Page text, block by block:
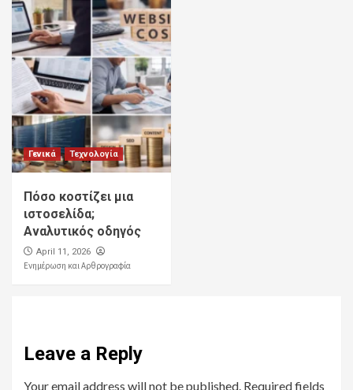
Γενικά Τεχνολογία
Πόσο κοστίζει μια
ιστοσελίδα;
Αναλυτικός οδηγός
April 11, 2026
Ενημέρωση και Αρθρογραφία
Leave a Reply
Your email address will not be published. Required fields